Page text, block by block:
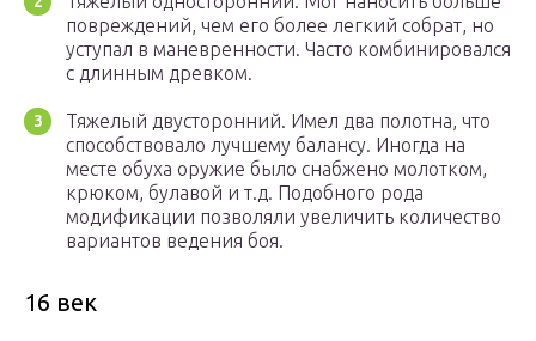
повреждений, чем его более легкий собрат, но
уступал в маневренности. Часто комбинировался
с длинным древком.
Тяжелый двусторонний. Имел два полотна, что
способствовало лучшему балансу. Иногда на
месте обуха оружие было снабжено молотком,
крюком, булавой и т.д. Подобного рода
модификации позволяли увеличить количество
вариантов ведения боя.
16 век